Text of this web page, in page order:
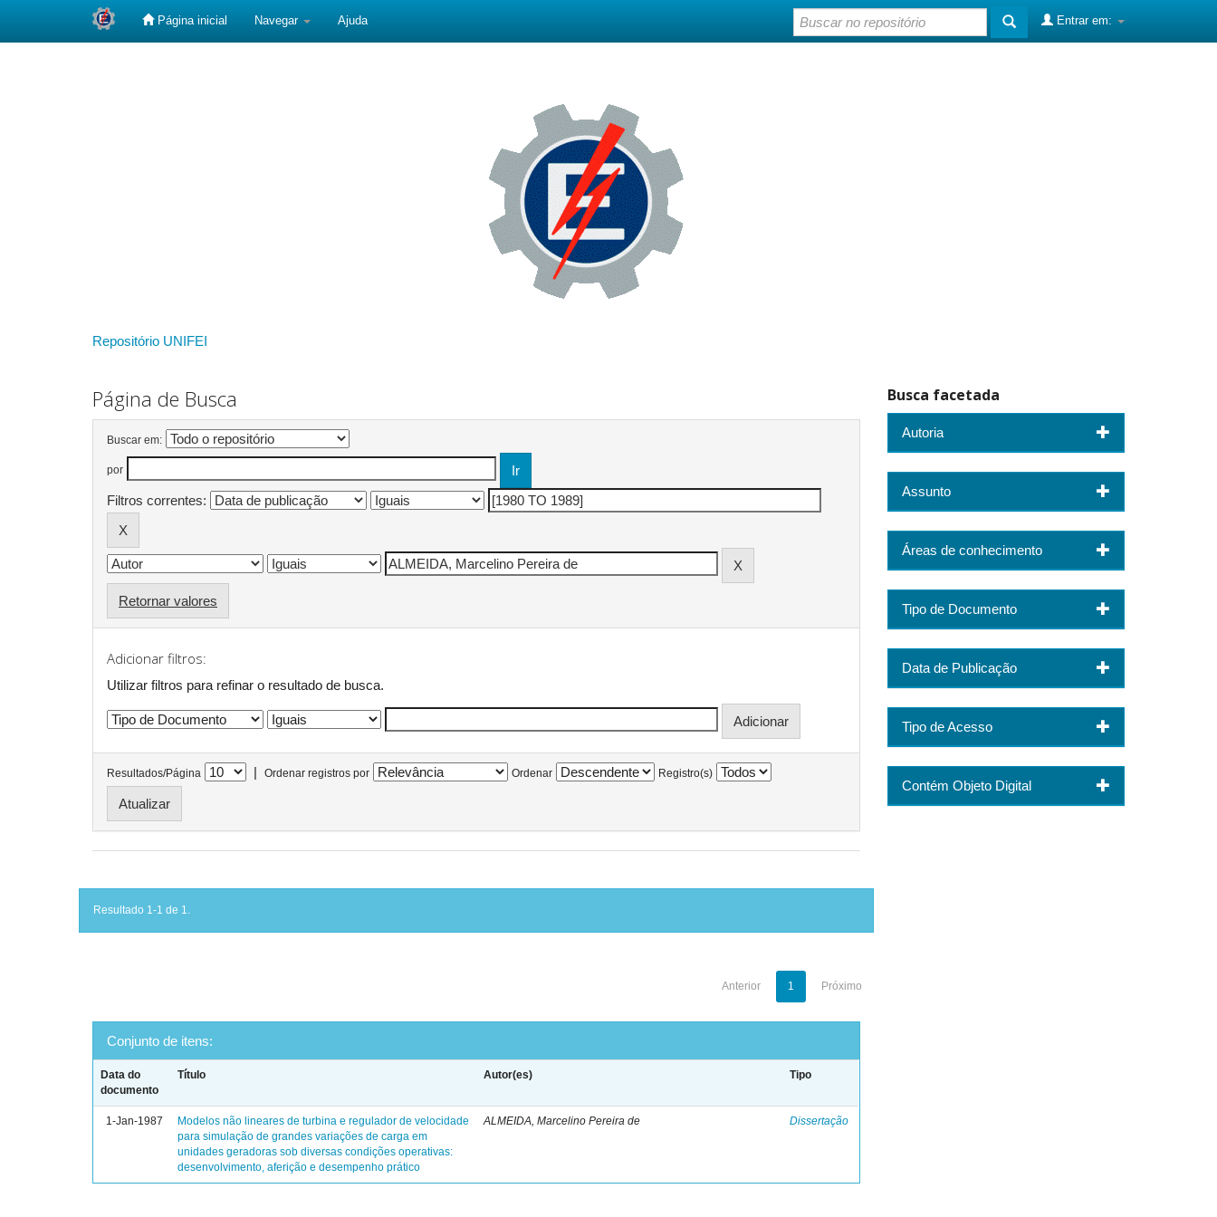
Página inicial Navegar Ajuda Entrar em:
Repositório UNIFEI
Página de Busca
Buscar em:
por
Filtros correntes:
Retornar valores
Adicionar filtros:
Utilizar filtros para refinar o resultado de busca.
Resultados/Página | Ordenar registros por Ordenar Registro(s)
Resultado 1-1 de 1.
Anterior 1 Próximo
Conjunto de itens:
Data do
documento
Título Autor(es) Tipo
1-Jan-1987
Modelos não lineares de turbina e regulador de velocidade
para simulação de grandes variações de carga em
unidades geradoras sob diversas condições operativas:
desenvolvimento, aferição e desempenho prático
ALMEIDA, Marcelino Pereira de Dissertação
Busca facetada
Autoria
Assunto
Áreas de conhecimento
Tipo de Documento
Data de Publicação
Tipo de Acesso
Contém Objeto Digital